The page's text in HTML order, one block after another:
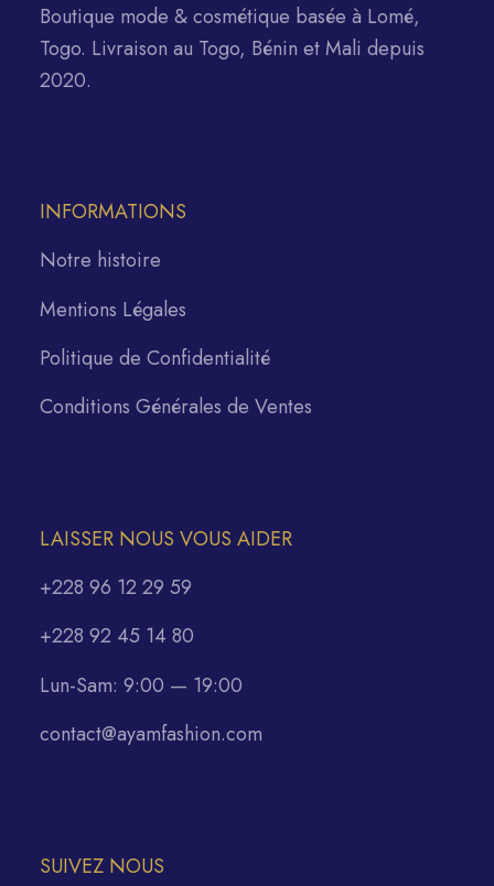
Boutique mode & cosmétique basée à Lomé,
Togo. Livraison au Togo, Bénin et Mali depuis
2020.
INFORMATIONS
Notre histoire
Mentions Légales
Politique de Confidentialité
Conditions Générales de Ventes
LAISSER NOUS VOUS AIDER
+228 96 12 29 59
+228 92 45 14 80
Lun-Sam: 9:00 — 19:00
contact@ayamfashion.com
SUIVEZ NOUS